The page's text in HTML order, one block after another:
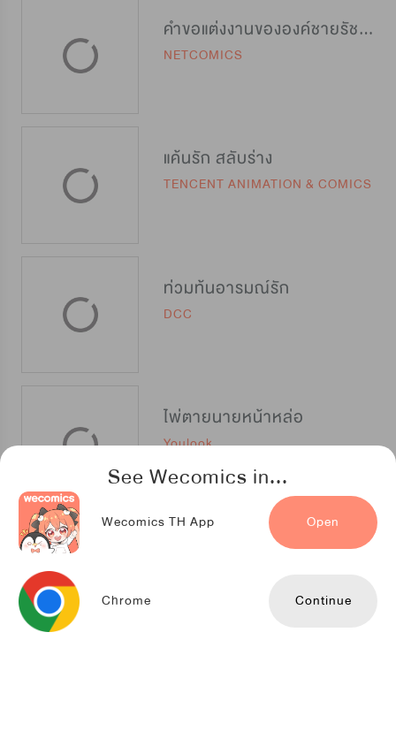
See Wecomics in...
Wecomics TH App Open
Chrome Continue
คำขอแต่งงานขององค์ชายรัชทายาท
NETCOMICS
แค้นรัก สลับร่าง
TENCENT ANIMATION & COMICS
ท่วมท้นอารมณ์รัก
DCC
ไพ่ตายนายหน้าหล่อ
Youlook
รักหมดใจ ยัยโกบง